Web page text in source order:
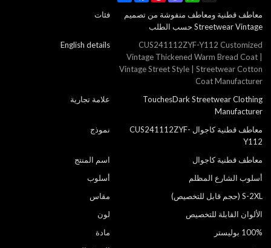
فئات
معاطف قطنية ومعاطف منفوشة من تصميم
Streetwear Vintage حسب الطلب
English details
CUS241112ZYF-Y112 Customized
Vintage Thickened Warm Bread Coat |
Vintage Street Style | Streetwear Cotton
Coat Manufacturer
علامة تجارية
TouchesDark Streetwear Clothing
Manufacturer
نموذج
معاطف قطنية كاجوال CUS241112ZYF-
Y112
اسم المنتج
معاطف قطنية كاجوال
أسلوب
أسلوب الشارع المظلم
مقاس
S-2XL (حجم قابل للتخصيص)
لون
الألوان القابلة للتخصيص
مادة
100% بوليستر